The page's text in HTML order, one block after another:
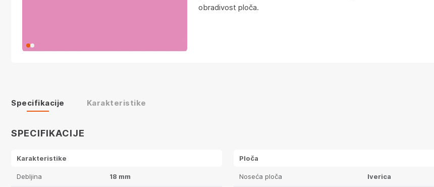
obradivost ploča.
Specifikacije Karakteristike
SPECIFIKACIJE
Karakteristike
Debljina 18 mm
Ploča
Noseća ploča Iverica